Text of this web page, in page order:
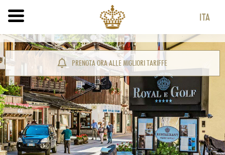
ITA
ENG
PRENOTA ORA ALLE MIGLIORI TARIFFE